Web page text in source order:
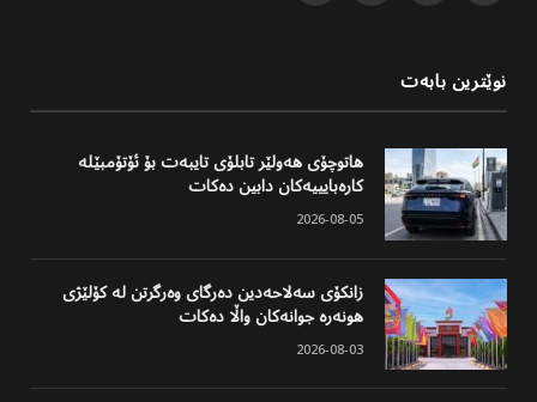
نوێترین بابەت
هاتوچۆی هەولێر تابلۆی تایبەت بۆ ئۆتۆمبێلە
کارەبایییەکان دابین دەکات
2026-08-05
زانکۆی سەلاحەدین دەرگای وەرگرتن لە کۆلێژی
هونەرە جوانەکان واڵا دەکات
2026-08-03